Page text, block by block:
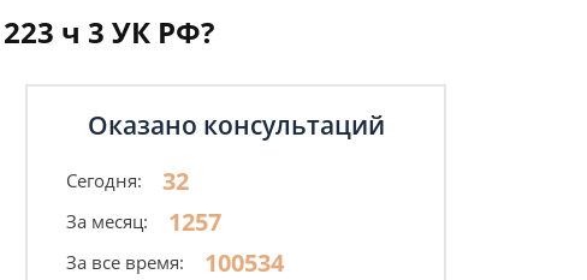
ч 3 УК РФ?
Оказано консультаций
Сегодня: 32
За месяц: 1257
За все время: 100534